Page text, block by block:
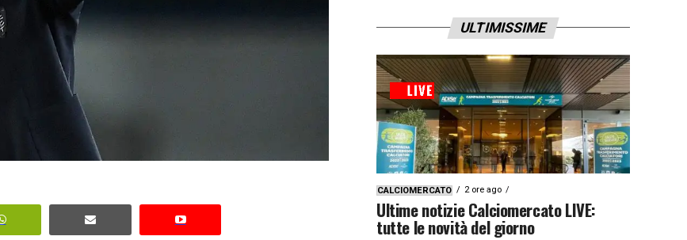
ULTIMISSIME
CALCIOMERCATO 2 ore ago
Ultime notizie Calciomercato LIVE:
tutte le novità del giorno